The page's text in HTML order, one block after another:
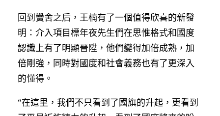
回到黌舍之后，王楠有了一個值得欣喜的新發
明：介入項目標年夜先生們在思惟格式和國度
認識上有了明顯晉陞，他們變得加倍成熟，加
倍剛強，同時對國度和社會義務也有了更深入
的懂得。
“在這里，我們不只看到了國旗的升起，更看到